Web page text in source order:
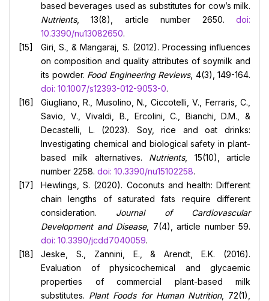
based beverages used as substitutes for cow’s milk.
Nutrients, 13(8), article number 2650. doi:
10.3390/nu13082650.
Giri, S., & Mangaraj, S. (2012). Processing influences
on composition and quality attributes of soymilk and
its powder. Food Engineering Reviews, 4(3), 149-164.
doi: 10.1007/s12393-012-9053-0.
Giugliano, R., Musolino, N., Ciccotelli, V., Ferraris, C.,
Savio, V., Vivaldi, B., Ercolini, C., Bianchi, D.M., &
Decastelli, L. (2023). Soy, rice and oat drinks:
Investigating chemical and biological safety in plant-
based milk alternatives. Nutrients, 15(10), article
number 2258. doi: 10.3390/nu15102258.
Hewlings, S. (2020). Coconuts and health: Different
chain lengths of saturated fats require different
consideration. Journal of Cardiovascular
Development and Disease, 7(4), article number 59.
doi: 10.3390/jcdd7040059.
Jeske, S., Zannini, E., & Arendt, E.K. (2016).
Evaluation of physicochemical and glycaemic
properties of commercial plant-based milk
substitutes. Plant Foods for Human Nutrition, 72(1),